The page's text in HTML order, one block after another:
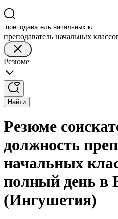
преподаватель начальных
Резюме
Найти
Резюме
должность
начальных
полный день в
(Ингушетия)